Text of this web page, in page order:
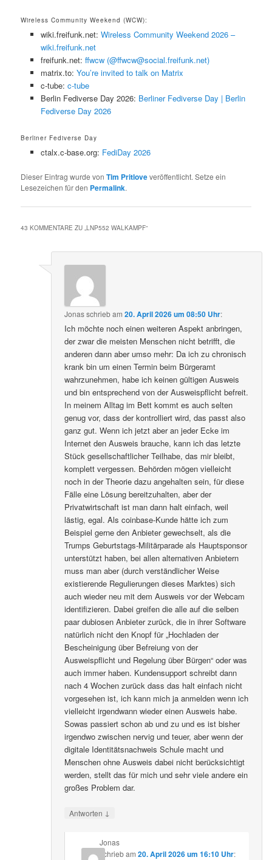
Wireless Community Weekend (WCW):
wiki.freifunk.net: Wireless Community Weekend 2026 –
wiki.freifunk.net
freifunk.net: ffwcw (@ffwcw@social.freifunk.net)
matrix.to: You’re invited to talk on Matrix
c-tube: c-tube
Berlin Fediverse Day 2026: Berliner Fediverse Day | Berlin
Fediverse Day 2026
Berliner Fediverse Day
ctalx.c-base.org: FediDay 2026
Dieser Eintrag wurde vonTim Pritloveveröffentlicht. Setze ein
Lesezeichen für den Permalink.
43 KOMMENTARE ZU „LNP552 WALKAMPF“
Jonasschriebam20. April 2026 um 08:50 Uhr:
Ich möchte noch einen weiteren Aspekt anbringen,
der zwar die meisten Menschen nicht betrifft, die
anderen dann aber umso mehr: Da ich zu chronisch
krank bin um einen Termin beim Bürgeramt
wahrzunehmen, habe ich keinen gültigen Ausweis
und bin entsprechend von der Ausweispflicht befreit.
In meinem Alltag im Bett kommt es auch selten
genug vor, dass der kontrolliert wird, das passt also
ganz gut. Wenn ich jetzt aber an jeder Ecke im
Internet den Ausweis brauche, kann ich das letzte
Stück gesellschaftlicher Teilhabe, das mir bleibt,
komplett vergessen. Behörden mögen vielleicht
noch in der Theorie dazu angehalten sein, für diese
Fälle eine Lösung bereitzuhalten, aber der
Privatwirtschaft ist man dann halt einfach, weil
lästig, egal. Als coinbase-Kunde hätte ich zum
Beispiel gerne den Anbieter gewechselt, als die
Trumps Geburtstags-Militärparade als Hauptsponsor
unterstützt haben, bei allen alternativen Anbietern
muss man aber (durch verständlicher Weise
existierende Regulierungen dieses Marktes) sich
auch wieder neu mit dem Ausweis vor der Webcam
identifizieren. Dabei greifen die alle auf die selben
paar dubiosen Anbieter zurück, die in ihrer Software
natürlich nicht den Knopf für „Hochladen der
Bescheinigung über Befreiung von der
Ausweispflicht und Regelung über Bürgen“ oder was
auch immer haben. Kundensupport schreibt dann
nach 4 Wochen zurück dass das halt einfach nicht
vorgesehen ist, ich kann mich ja anmelden wenn ich
vielleicht irgendwann wieder einen Ausweis habe.
Sowas passiert schon ab und zu und es ist bisher
irgendwo zwischen nervig und teuer, aber wenn der
digitale Identitätsnachweis Schule macht und
Menschen ohne Ausweis dabei nicht berücksichtigt
werden, stellt das für mich und sehr viele andere ein
großes Problem dar.
Antworten ↓
Jonas
schriebam 20. April 2026 um 16:10 Uhr: